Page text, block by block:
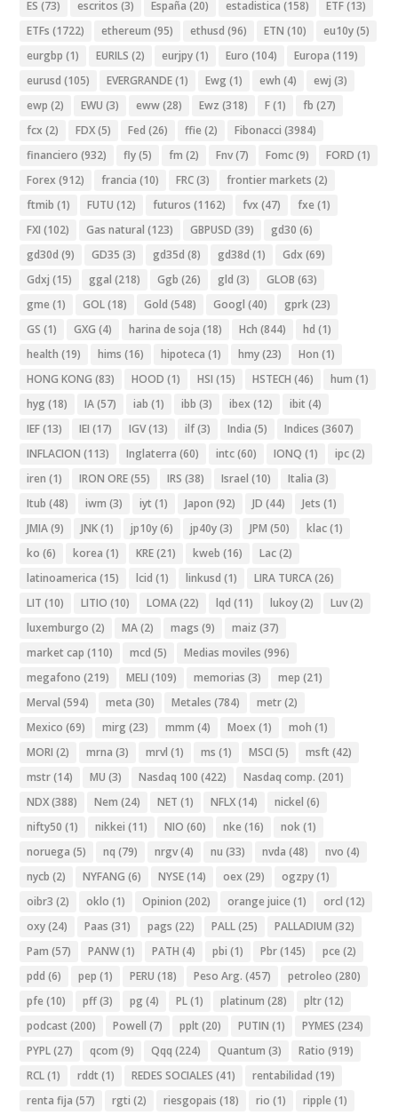
ES (73) escritos (3) España (20) estadistica (158) ETF(13)
ETFs (1722) ethereum (95) ethusd (96) ETN (10) eu10y(5)
eurgbp (1) EURILS (2) eurjpy(1) Euro (104) Europa (119)
eurusd (105) EVERGRANDE(1) Ewg (1) ewh (4) ewj (3)
ewp (2) EWU (3) eww(28) Ewz (318) F(1) fb (27)
fcx (2) FDX(5) Fed (26) ffie (2) Fibonacci (3984)
financiero (932) fly(5) fm (2) Fnv(7) Fomc(9) FORD (1)
Forex (912) francia (10) FRC(3) frontier markets (2)
ftmib (1) FUTU (12) futuros (1162) fvx (47) fxe (1)
FXI (102) Gas natural (123) GBPUSD (39) gd30 (6)
gd30d (9) GD35 (3) gd35d (8) gd38d (1) Gdx (69)
Gdxj (15) ggal (218) Ggb (26) gld (3) GLOB (63)
gme (1) GOL(18) Gold (548) Googl (40) gprk(23)
GS (1) GXG (4) harina de soja (18) Hch (844) hd (1)
health (19) hims (16) hipoteca (1) hmy(23) Hon (1)
HONG KONG (83) HOOD (1) HSI (15) HSTECH (46) hum (1)
hyg (18) IA(57) iab (1) ibb (3) ibex (12) ibit (4)
IEF(13) IEI (17) IGV(13) ilf(3) India (5) Indices (3607)
INFLACION (113) Inglaterra (60) intc(60) IONQ (1) ipc(2)
iren (1) IRON ORE(55) IRS (38) Israel (10) Italia (3)
Itub (48) iwm (3) iyt (1) Japon (92) JD (44) Jets (1)
JMIA(9) JNK(1) jp10y(6) jp40y(3) JPM (50) klac(1)
ko (6) korea (1) KRE(21) kweb (16) Lac(2)
latinoamerica (15) lcid (1) linkusd (1) LIRA TURCA(26)
LIT (10) LITIO (10) LOMA(22) lqd (11) lukoy(2) Luv(2)
luxemburgo (2) MA(2) mags (9) maiz (37)
market cap (110) mcd (5) Medias moviles (996)
megafono (219) MELI (109) memorias (3) mep (21)
Merval (594) meta (30) Metales (784) metr(2)
Mexico (69) mirg (23) mmm (4) Moex (1) moh (1)
MORI (2) mrna (3) mrvl (1) ms (1) MSCI (5) msft (42)
mstr(14) MU (3) Nasdaq 100 (422) Nasdaq comp. (201)
NDX(388) Nem (24) NET (1) NFLX(14) nickel (6)
nifty50 (1) nikkei (11) NIO (60) nke (16) nok(1)
noruega (5) nq (79) nrgv(4) nu (33) nvda (48) nvo (4)
nycb (2) NYFANG (6) NYSE(14) oex (29) ogzpy(1)
oibr3 (2) oklo (1) Opinion (202) orange juice (1) orcl (12)
oxy(24) Paas (31) pags (22) PALL(25) PALLADIUM (32)
Pam (57) PANW(1) PATH (4) pbi (1) Pbr(145) pce (2)
pdd (6) pep (1) PERU (18) Peso Arg. (457) petroleo (280)
pfe (10) pff(3) pg (4) PL(1) platinum (28) pltr(12)
podcast (200) Powell (7) pplt (20) PUTIN (1) PYMES (234)
PYPL(27) qcom (9) Qqq (224) Quantum (3) Ratio (919)
RCL(1) rddt (1) REDES SOCIALES (41) rentabilidad (19)
renta fija (57) rgti (2) riesgopais (18) rio (1) ripple (1)